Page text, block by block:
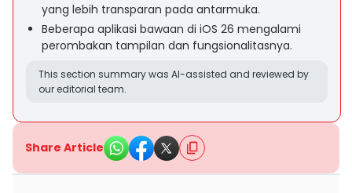
yang lebih transparan pada antarmuka.
Beberapa aplikasi bawaan di iOS 26 mengalami
perombakan tampilan dan fungsionalitasnya.
This section summary was AI-assisted and reviewed by
our editorial team.
Share Article